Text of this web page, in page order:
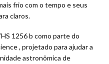
frio com o tempo e seus
claros.
1256 b como parte do
, projetado para ajudar a
astronômica de